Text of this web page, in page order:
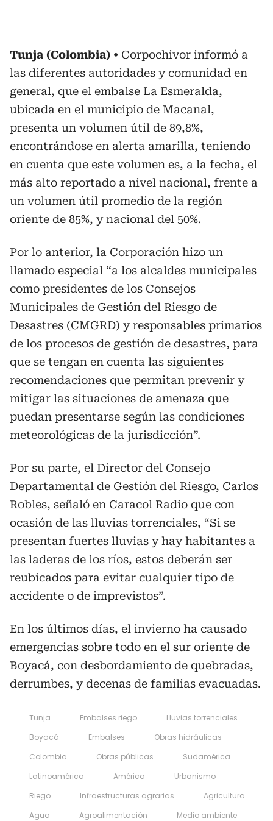
Tunja (Colombia)
Corpochivor informó a
las diferentes autoridades y comunidad en
general, que el embalse La Esmeralda,
ubicada en el municipio de Macanal,
presenta un volumen útil de 89,8%,
encontrándose en alerta amarilla, teniendo
en cuenta que este volumen es, a la fecha, el
más alto reportado a nivel nacional, frente a
un volumen útil promedio de la región
oriente de 85%, y nacional del 50%.
Por lo anterior, la Corporación hizo un
llamado especial “a los alcaldes municipales
como presidentes de los Consejos
Municipales de Gestión del Riesgo de
Desastres (CMGRD) y responsables primarios
de los procesos de gestión de desastres, para
que se tengan en cuenta las siguientes
recomendaciones que permitan prevenir y
mitigar las situaciones de amenaza que
puedan presentarse según las condiciones
meteorológicas de la jurisdicción”.
Por su parte, el Director del Consejo
Departamental de Gestión del Riesgo, Carlos
Robles, señaló en Caracol Radio que con
ocasión de las lluvias torrenciales, “Si se
presentan fuertes lluvias y hay habitantes a
las laderas de los ríos, estos deberán ser
reubicados para evitar cualquier tipo de
accidente o de imprevistos”.
En los últimos días, el invierno ha causado
emergencias sobre todo en el sur oriente de
Boyacá, con desbordamiento de quebradas,
derrumbes, y decenas de familias evacuadas.
Tunja Embalses riego
Lluvias torrenciales
Boyacá
Embalses
Obras hidráulicas
Colombia
Obras públicas
Sudamérica
Latinoamérica
América
Urbanismo
Riego
Infraestructuras agrarias
Agricultura
Agua
Agroalimentación Medio ambiente